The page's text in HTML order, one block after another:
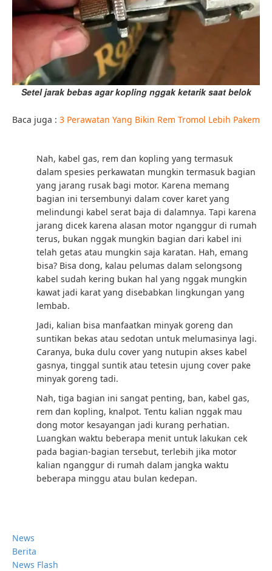
Setel jarak bebas agar kopling nggak ketarik saat belok
Baca juga : 3 Perawatan Yang Bikin Rem Tromol Lebih Pakem
Nah, kabel gas, rem dan kopling yang termasuk
dalam spesies perkawatan mungkin termasuk bagian
yang jarang rusak bagi motor. Karena memang
bagian ini tersembunyi dalam cover karet yang
melindungi kabel serat baja di dalamnya. Tapi karena
jarang dicek karena alasan motor nganggur di rumah
terus, bukan nggak mungkin bagian dari kabel ini
telah getas atau mungkin saja karatan. Hah, emang
bisa? Bisa dong, kalau pelumas dalam selongsong
kabel sudah kering bukan hal yang nggak mungkin
kawat jadi karat yang disebabkan lingkungan yang
lembab.
Jadi, kalian bisa manfaatkan minyak goreng dan
suntikan bekas atau sedotan untuk melumasinya lagi.
Caranya, buka dulu cover yang nutupin akses kabel
gasnya, tinggal suntik atau tetesin ujung cover pake
minyak goreng tadi.
Nah, tiga bagian ini sangat penting, ban, kabel gas,
rem dan kopling, knalpot. Tentu kalian nggak mau
dong motor kesayangan jadi kurang perhatian.
Luangkan waktu beberapa menit untuk lakukan cek
pada bagian-bagian tersebut, terlebih jika motor
kalian nganggur di rumah dalam jangka waktu
beberapa minggu atau bulan kedepan.
News
Berita
News Flash